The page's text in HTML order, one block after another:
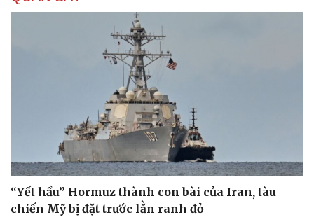
“Yết hầu” Hormuz thành con bài của Iran, tàu
chiến Mỹ bị đặt trước lằn ranh đỏ